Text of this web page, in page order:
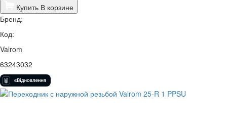
Купить В корзине
Бренд:
Код:
Valrom
63243032